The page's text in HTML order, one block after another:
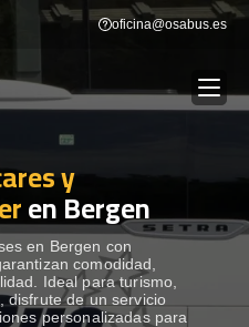
oficina@osabus.es
Show dropdown
Show dropdown
y
en Bergen
en Bergen con
comodidad,
Ideal para turismo,
disfrute de un servicio
personalizadas para